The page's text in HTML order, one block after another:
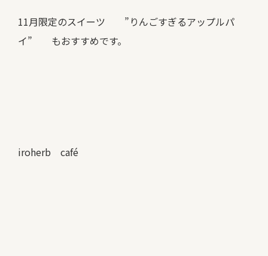
11月限定のスイーツ ”りんごすぎるアップルパ
イ” もおすすめです。
iroherb café